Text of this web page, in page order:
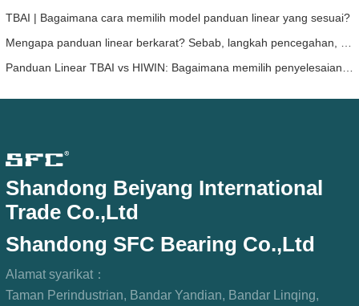
TBAI | Bagaimana cara memilih model panduan linear yang sesuai?
Panduan Linear TBAI vs HIWIN: Bagaimana memilih penyelesaian panduan linear yang sesuai untuk peranti anda?
Shandong Beiyang International
Trade Co.,Ltd
Shandong SFC Bearing Co.,Ltd
Alamat syarikat：
Taman Perindustrian, Bandar Yandian, Bandar Linqing,